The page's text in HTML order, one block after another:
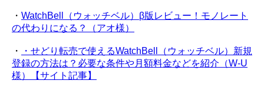
・ WatchBell（ウォッチベル）β版レビュー！モノレート
の代わりになる？（アオ様）
・
・せどり転売で使えるWatchBell（ウォッチベル）新規
登録の方法は？必要な条件や月額料金などを紹介（W-U
様）【サイト記事】